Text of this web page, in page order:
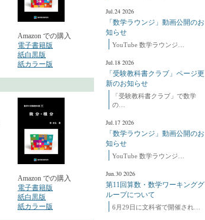
Amazon での購入
電子書籍版
紙白黒版
紙カラー版
Amazon での購入
電子書籍版
紙白黒版
紙カラー版
Jul.24 2026
「数学ラウンジ」動画公開のお
知らせ
YouTube 数学ラウンジ…
Jul.18 2026
「受験教科書クラブ」ページ更
新のお知らせ
「受験教科書クラブ」で数学
の…
Jul.17 2026
「数学ラウンジ」動画公開のお
知らせ
YouTube 数学ラウンジ…
Jun.30 2026
第11回算数・数学ワーキンググ
ループについて
6月29日に文科省で開催され…